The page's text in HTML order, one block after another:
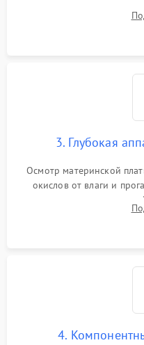
высохшей
3. Глубокая
Осмотр материнской
окислов от влаги и
дежурных
4.